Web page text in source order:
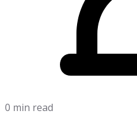
0 min read